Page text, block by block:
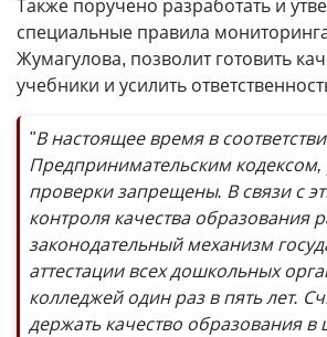
Также поручено разработать и
специальные правила
Жумагулова, позволит готовить
учебники и усилить
"В настоящее время в
Предпринимательским
проверки запрещены. В связи с
контроля качества образования
законодательный механизм
аттестации всех дошкольных
колледжей один раз в пять лет.
держать качество образования в